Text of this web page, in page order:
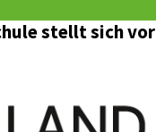
stellt sich vor